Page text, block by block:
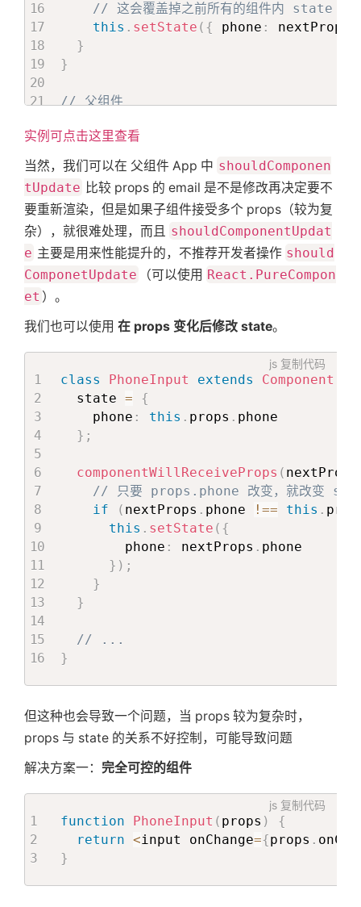
// 这会覆盖掉之前所有的组件内 state 更
this . setState ( { phone : nextProps
}
}
// 父组件
constructor
super ( );
this.state =
      count
:
0
} ;
}
componentDidMount( )
{
// 使用了 setInterval，
// 这将导致 App 每秒钟重新渲染一次
this.setState((prevState)
          count
} )
,
}
componentWillUnmount(
{
clearInterval(this
render
illustrates a derived
</p>
;
实例可点击这里查看
当然，我们可以在 父组件 App 中 shouldComponen
tUpdate 比较 props 的 email 是不是修改再决定要不
要重新渲染，但是如果子组件接受多个 props（较为复
杂），就很难处理，而且 shouldComponentUpdat
e 主要是用来性能提升的，不推荐开发者操作 should
ComponetUpdate
（可以使用 React.PureCompon
et ）。
我们也可以使用 在 props 变化后修改 state。
js 复制代码
class PhoneInput extends Component
  state
=
{
    phone
: this . props . phone
} ;
componentWillReceiveProps ( nextProps
// 只要 props.phone 改变，就改变
if
( nextProps . phone !== this .
this . setState ( {
        phone
: nextProps . phone
} ) ;
}
}
// ...
}
但这种也会导致一个问题，当 props 较为复杂时，
props 与 state 的关系不好控制，可能导致问题
解决方案一： 完全可控的组件
js 复制代码
function PhoneInput ( props )
{
return <input onChange={props .
}